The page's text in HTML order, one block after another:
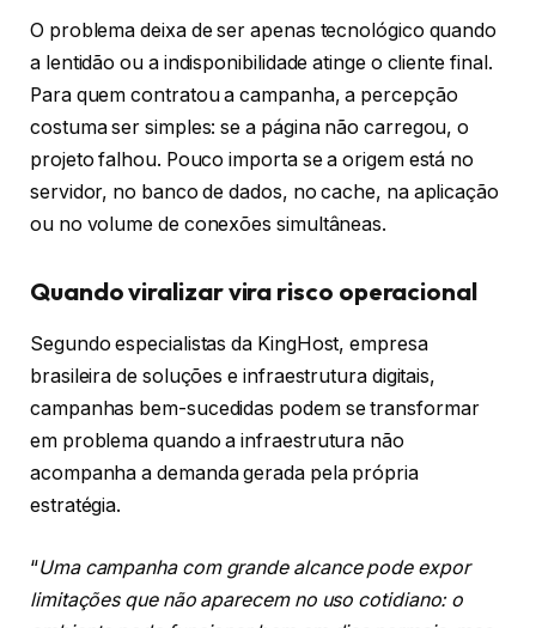
O problema deixa de ser apenas tecnológico quando
a lentidão ou a indisponibilidade atinge o cliente final.
Para quem contratou a campanha, a percepção
costuma ser simples: se a página não carregou, o
projeto falhou. Pouco importa se a origem está no
servidor, no banco de dados, no cache, na aplicação
ou no volume de conexões simultâneas.
Quando viralizar vira risco operacional
Segundo especialistas da KingHost, empresa
brasileira de soluções e infraestrutura digitais,
campanhas bem-sucedidas podem se transformar
em problema quando a infraestrutura não
acompanha a demanda gerada pela própria
estratégia.
“Uma campanha com grande alcance pode expor
limitações que não aparecem no uso cotidiano: o